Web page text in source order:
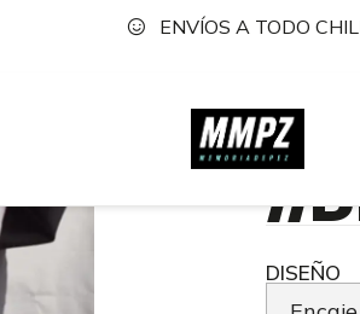
ENVÍOS A TODO
Accesorios Calcetas
|
//
DISEÑO